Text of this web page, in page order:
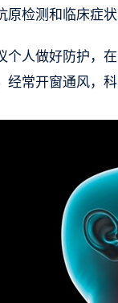
检测和临床症状
个人做好防护，
常开窗通风，